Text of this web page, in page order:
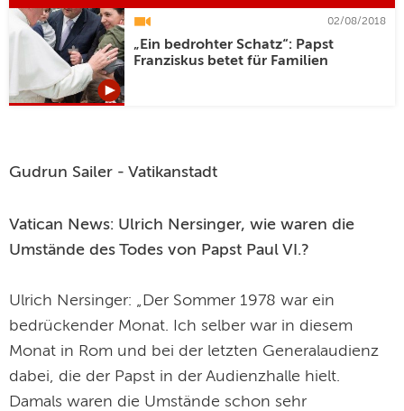
02/08/2018
„Ein bedrohter Schatz“: Papst
Franziskus betet für Familien
Gudrun Sailer - Vatikanstadt
Vatican News: Ulrich Nersinger, wie waren die
Umstände des Todes von Papst Paul VI.?
Ulrich Nersinger: „Der Sommer 1978 war ein
bedrückender Monat. Ich selber war in diesem
Monat in Rom und bei der letzten Generalaudienz
dabei, die der Papst in der Audienzhalle hielt.
Damals waren die Umstände schon sehr